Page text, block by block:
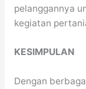
pelanggannya
kegiatan
KESIMPULAN
Dengan